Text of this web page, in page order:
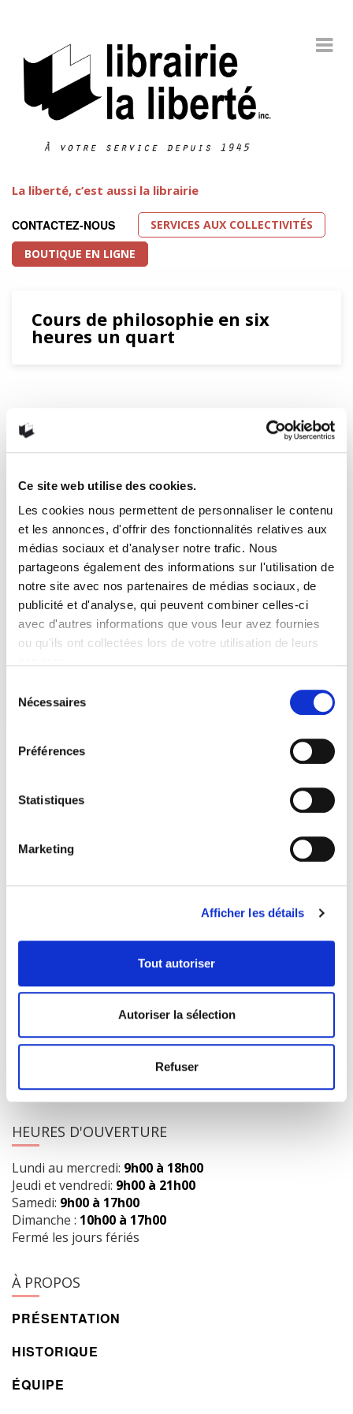
Ce site web utilise des cookies.
Les cookies nous permettent de personnaliser le contenu
et les annonces, d'offrir des fonctionnalités relatives aux
médias sociaux et d'analyser notre trafic. Nous
partageons également des informations sur l'utilisation de
notre site avec nos partenaires de médias sociaux, de
publicité et d'analyse, qui peuvent combiner celles-ci
avec d'autres informations que vous leur avez fournies
ou qu'ils ont collectées lors de votre utilisation de leurs
Nécessaires
Préférences
Statistiques
Marketing
Afficher les détails
Tout autoriser
Autoriser la sélection
Refuser
La liberté, c’est aussi la librairie
CONTACTEZ-NOUS
SERVICES AUX COLLECTIVITÉS
BOUTIQUE EN LIGNE
Cours de philosophie en six
heures un quart
Gombrowicz
six heures un quart Rivages – On attribue…
28 juillet 2017 0 1
COORDONNÉES
1073 route de l'Église, Québec, QC G1V 3W2
Obtenir l’itinéraire
info@librairielaliberte.com
HEURES D'OUVERTURE
Lundi au mercredi: 9h00 à 18h00
Jeudi et vendredi: 9h00 à 21h00
Samedi: 9h00 à 17h00
Dimanche : 10h00 à 17h00
Fermé les jours fériés
À PROPOS
PRÉSENTATION
HISTORIQUE
ÉQUIPE